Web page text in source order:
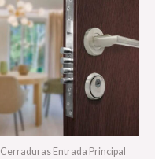
Cerraduras Entrada Principal